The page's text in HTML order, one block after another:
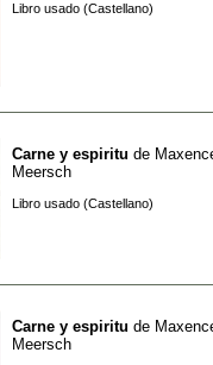
Libro usado (Castellano)
Carne y espiritu de
Meersch
Libro usado (Castellano)
Carne y espiritu de
Meersch